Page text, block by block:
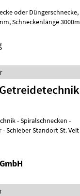
oder Düngerschnecke,
-
St. Veit i. I. Für